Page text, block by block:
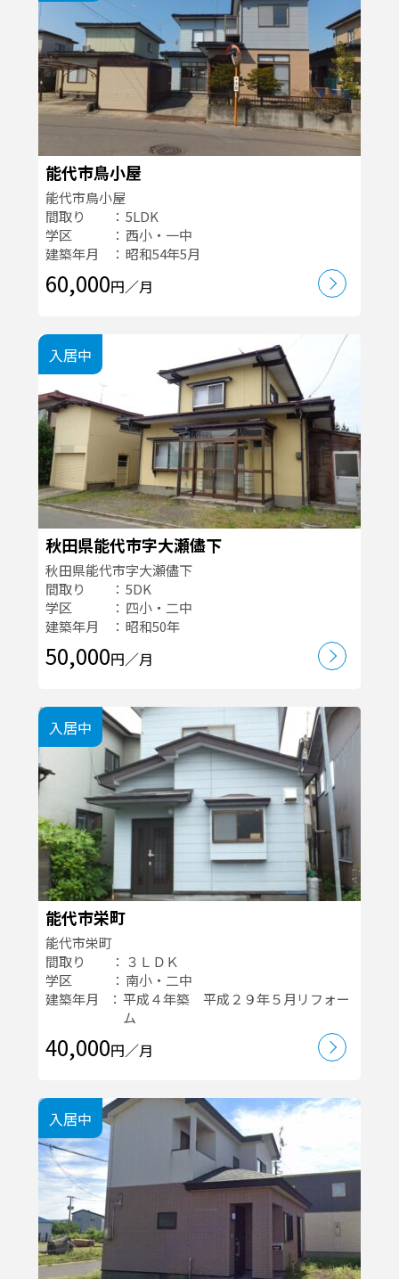
能代市鳥小屋
能代市鳥小屋
間取り
5LDK
学区
西小・一中
建築年月
昭和54年5月
60,000円／月
入居中
秋田県能代市字大瀬儘下
秋田県能代市字大瀬儘下
間取り
5DK
学区
四小・二中
建築年月
昭和50年
50,000円／月
入居中
能代市栄町
能代市栄町
間取り
３ＬＤＫ
学区
南小・二中
建築年月
平成４年築 平成２９年５月リフォー
ム
40,000円／月
入居中